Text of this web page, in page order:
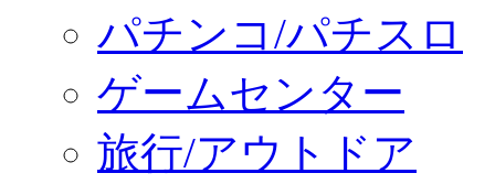
パチンコ/パチスロ
ゲームセンター
旅行/アウトドア